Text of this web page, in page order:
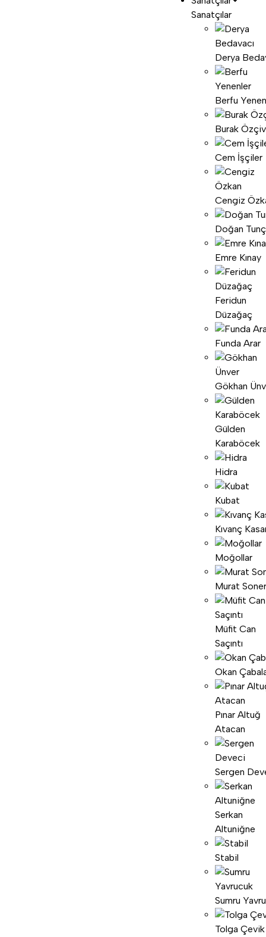
Sanatçılar
Derya
Berfu
Burak
Cem İşçiler
Cengiz
Doğan
Emre Kınay
Feridun
Düzağaç
Funda Arar
Gökhan
Gülden
Karaböcek
Hidra
Kubat
Kıvanç
Moğollar
Murat Soner
Müfit Can
Saçıntı
Okan
Pınar Altuğ
Atacan
Sergen
Serkan
Altuniğne
Stabil
Sumru
Tolga Çevik